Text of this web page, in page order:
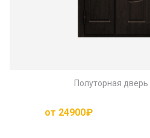
Полуторная дверь
от 24900₽